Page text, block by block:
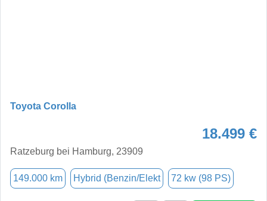
Toyota Corolla
18.499 €
Ratzeburg bei Hamburg, 23909
149.000 km Hybrid (Benzin/Elekt 72 kw (98 PS)